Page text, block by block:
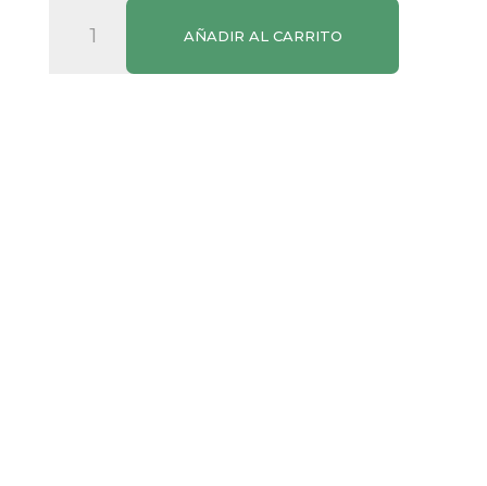
Rosado
AÑADIR AL CARRITO